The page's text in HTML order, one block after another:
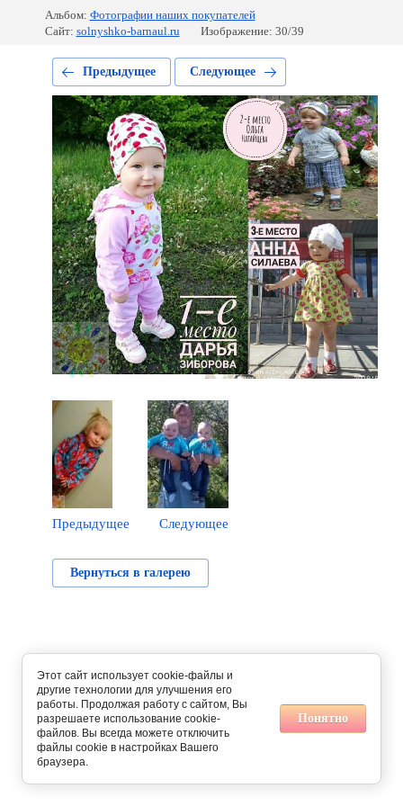
Альбом: Фотографии наших покупателей
Сайт: solnyshko-barnaul.ru Изображение: 30/39
Предыдущее Следующее
Предыдущее Следующее
Вернуться в галерею
Этот сайт использует cookie-файлы и
другие технологии для улучшения его
работы. Продолжая работу с сайтом, Вы
разрешаете использование cookie-
файлов. Вы всегда можете отключить
файлы cookie в настройках Вашего
браузера.
Понятно